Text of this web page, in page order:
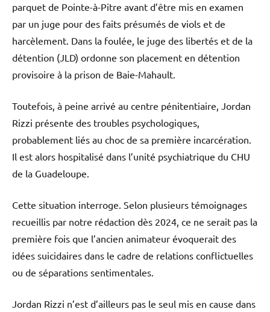
parquet de Pointe-à-Pitre avant d’être mis en examen
par un juge pour des faits présumés de viols et de
harcèlement. Dans la foulée, le juge des libertés et de la
détention (JLD) ordonne son placement en détention
provisoire à la prison de Baie-Mahault.
Toutefois, à peine arrivé au centre pénitentiaire, Jordan
Rizzi présente des troubles psychologiques,
probablement liés au choc de sa première incarcération.
Il est alors hospitalisé dans l’unité psychiatrique du CHU
de la Guadeloupe.
Cette situation interroge. Selon plusieurs témoignages
recueillis par notre rédaction dès 2024, ce ne serait pas la
première fois que l’ancien animateur évoquerait des
idées suicidaires dans le cadre de relations conflictuelles
ou de séparations sentimentales.
Jordan Rizzi n’est d’ailleurs pas le seul mis en cause dans